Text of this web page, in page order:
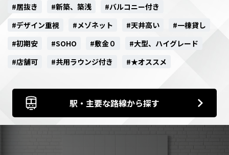
#居抜き
#新築、築浅
#バルコニー付き
#デザイン重視
#メゾネット #天井高い
#一棟貸し
#初期安
#SOHO #敷金０
#大型、ハイグレード
#店舗可
#共用ラウンジ付き #★オススメ
駅・主要な路線から探す